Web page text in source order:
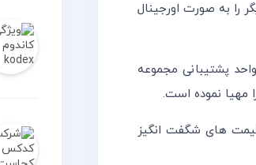
به صورت اورجینال
پشتیبانی مجموعه
و از قیمت های شگفت انگیز